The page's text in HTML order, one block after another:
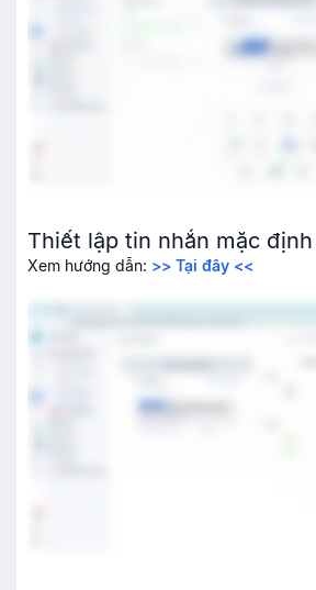
Thiết lập tin nhắn mặc định
Xem hướng dẫn: >> Tại đây <<